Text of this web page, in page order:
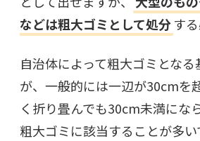
などは粗大ゴミとして処分す
自治体によって粗大ゴミとな
が、一般的には一辺が30cmを
く折り畳んでも30cm未満にな
粗大ゴミに該当することが多い